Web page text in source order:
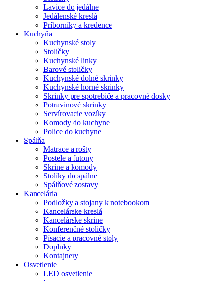
Lavice do jedálne
Jedálenské kreslá
Príborníky a kredence
Kuchyňa
Kuchynské stoly
Stoličky
Kuchynské linky
Barové stoličky
Kuchynské dolné skrinky
Kuchynské horné skrinky
Skrinky pre spotrebiče a pracovné dosky
Potravinové skrinky
Servírovacie vozíky
Komody do kuchyne
Police do kuchyne
Spálňa
Matrace a rošty
Postele a futony
Skrine a komody
Stolíky do spálne
Spálňové zostavy
Kancelária
Podložky a stojany k notebookom
Kancelárske kreslá
Kancelárske skrine
Konferenčné stoličky
Písacie a pracovné stoly
Doplnky
Kontajnery
Osvetlenie
LED osvetlenie